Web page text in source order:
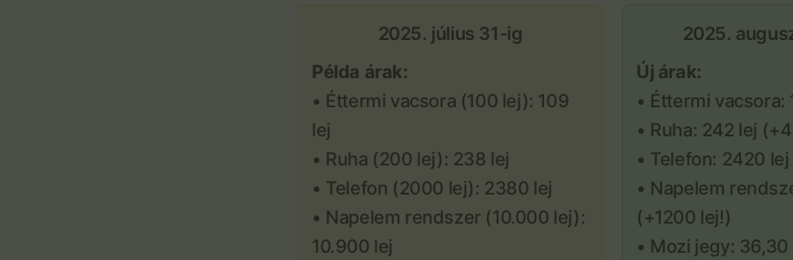
2025. július 31-ig
Példa árak:
• Éttermi vacsora (100 lej): 109
lej
• Ruha (200 lej): 238 lej
• Telefon (2000 lej): 2380 lej
• Napelem rendszer (10.000 lej):
10.900 lej
2025.
Új árak:
• Éttermi vacsora:
• Ruha: 242 lej
• Telefon: 2420
• Napelem
(+1200 lej!)
• Mozi jegy: